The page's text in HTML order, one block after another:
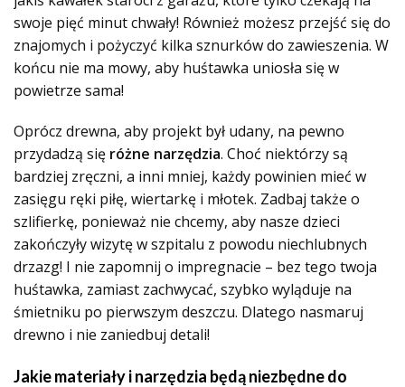
swoje pięć minut chwały! Również możesz przejść się do
znajomych i pożyczyć kilka sznurków do zawieszenia. W
końcu nie ma mowy, aby huśtawka uniosła się w
powietrze sama!
Oprócz drewna, aby projekt był udany, na pewno
przydadzą się różne narzędzia. Choć niektórzy są
bardziej zręczni, a inni mniej, każdy powinien mieć w
zasięgu ręki piłę, wiertarkę i młotek. Zadbaj także o
szlifierkę, ponieważ nie chcemy, aby nasze dzieci
zakończyły wizytę w szpitalu z powodu niechlubnych
drzazg! I nie zapomnij o impregnacie – bez tego twoja
huśtawka, zamiast zachwycać, szybko wyląduje na
śmietniku po pierwszym deszczu. Dlatego nasmaruj
drewno i nie zaniedbuj detali!
Jakie materiały i narzędzia będą niezbędne do